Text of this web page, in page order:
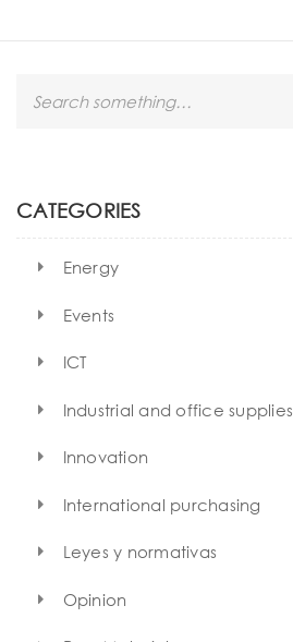
h
CATEGORIES
Energy
Events
ICT
Industrial and office supplies
Innovation
International purchasing
Leyes y normativas
Opinion